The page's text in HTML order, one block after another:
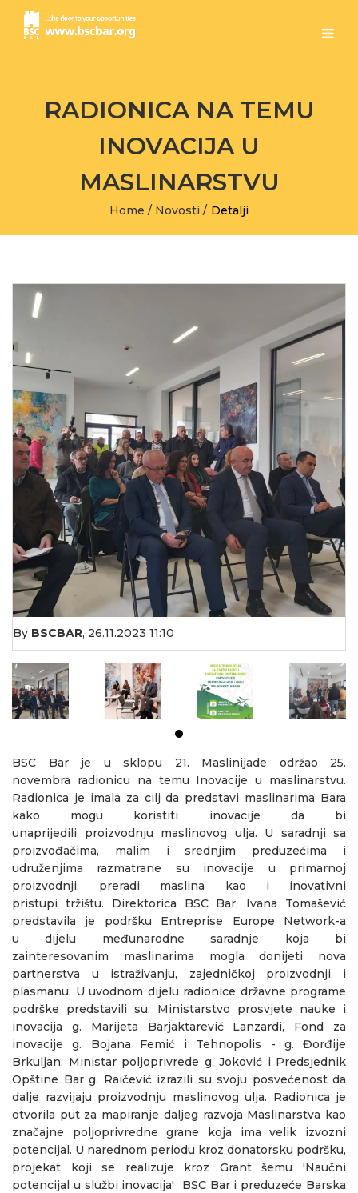
RADIONICA NA TEMU
INOVACIJA U
MASLINARSTVU
Home / Novosti / Detalji
By BSCBAR, 26.11.2023 11:10
BSC Bar je u sklopu 21. Maslinijade održao 25.
novembra radionicu na temu Inovacije u maslinarstvu.
Radionica je imala za cilj da predstavi maslinarima Bara
kako mogu koristiti inovacije da bi
unaprijedili proizvodnju maslinovog ulja. U saradnji sa
proizvođačima, malim i srednjim preduzećima i
udruženjima razmatrane su inovacije u primarnoj
proizvodnji, preradi maslina kao i inovativni
pristupi tržištu. Direktorica BSC Bar, Ivana Tomašević
predstavila je podršku Entreprise Europe Network-a
u dijelu međunarodne saradnje koja bi
zainteresovanim maslinarima mogla donijeti nova
partnerstva u istraživanju, zajedničkoj proizvodnji i
plasmanu. U uvodnom dijelu radionice državne programe
podrške predstavili su: Ministarstvo prosvjete nauke i
inovacija g. Marijeta Barjaktarević Lanzardi, Fond za
inovacije g. Bojana Femić i Tehnopolis - g. Đorđije
Brkuljan. Ministar poljoprivrede g. Joković i Predsjednik
Opštine Bar g. Raičević izrazili su svoju posvećenost da
dalje razvijaju proizvodnju maslinovog ulja. Radionica je
otvorila put za mapiranje daljeg razvoja Maslinarstva kao
značajne poljoprivredne grane koja ima velik izvozni
potencijal. U narednom periodu kroz donatorsku podršku,
projekat koji se realizuje kroz Grant šemu 'Naučni
potencijal u službi inovacija' BSC Bar i preduzeće Barska